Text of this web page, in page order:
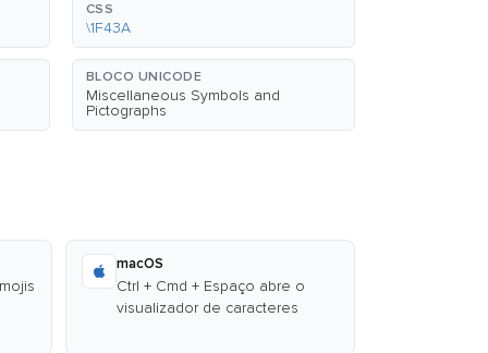
CSS
\1F43A
BLOCO UNICODE
Miscellaneous Symbols and
Pictographs
macOS
Ctrl + Cmd + Espaço abre o
visualizador de caracteres